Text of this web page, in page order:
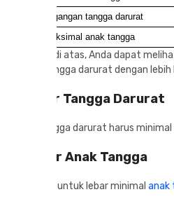
Tinggi pegangan tangga darurat
Tinggi maksimal anak tangga
Dari data di atas, Anda dapat
ukuran tangga darurat dengan lebih
1. Lebar Tangga Darurat
Lebar tangga darurat harus minimal
2. Lebar Anak Tangga
Kemudian untuk lebar minimal anak